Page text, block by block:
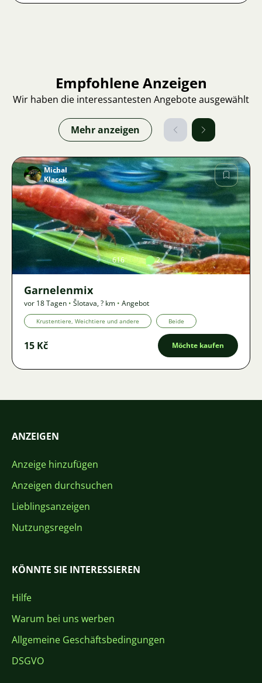
Empfohlene Anzeigen
Wir haben die interessantesten Angebote ausgewählt
Mehr anzeigen
Bild
Michal
Klacek
616 2
Garnelenmix
vor 18 Tagen • Šlotava,? km • Angebot
Krustentiere, Weichtiere und andere Beide
15 Kč Möchte kaufen
ANZEIGEN
Anzeige hinzufügen
Anzeigen durchsuchen
Lieblingsanzeigen
Nutzungsregeln
KÖNNTE SIE INTERESSIEREN
Hilfe
Warum bei uns werben
Allgemeine Geschäftsbedingungen
DSGVO